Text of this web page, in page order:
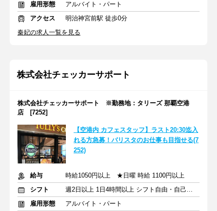
雇用形態
アルバイト・パート
アクセス
明治神宮前駅 徒歩0分
秦妃の求人一覧を見る
株式会社チェッカーサポート
株式会社チェッカーサポート ※勤務地：タリーズ 那覇空港
店 [7252]
【空港内 カフェスタッフ】ラスト20:30迄入
れる方急募！バリスタのお仕事も目指せる(7
252)
給与
時給1050円以上 ★日曜 時給 1100円以上
シフト
週2日以上 1日4時間以上 シフト自由・自己申告
雇用形態
アルバイト・パート